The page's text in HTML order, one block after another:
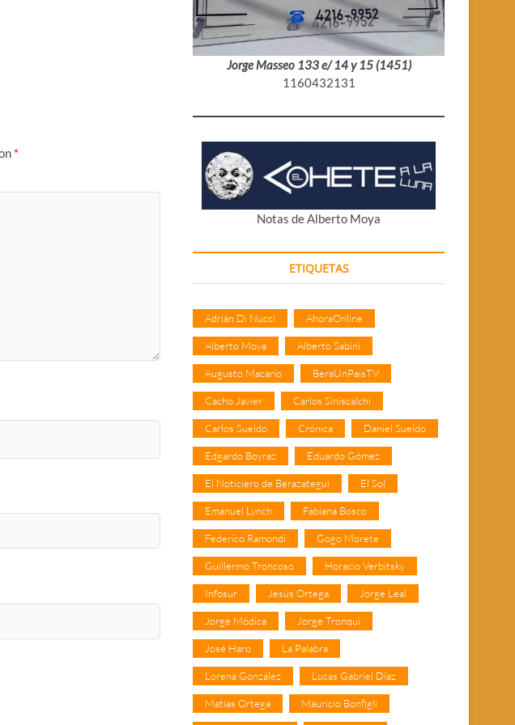
*
Jorge Masseo 133 e/ 14 y 15 (1451)
1160432131
Notas de Alberto Moya
ETIQUETAS
Adrián Di Nucci AhoraOnline
Alberto Moya Alberto Sabini
Augusto Macario BeraUnPaisTV
Cacho Javier Carlos Siniscalchi
Carlos Sueldo Crónica Daniel Sueldo
Edgardo Boyraz Eduardo Gómez
El Noticiero de Berazategui El Sol
Emanuel Lynch Fabiana Bosco
Federico Ramondi Gogo Morete
Guillermo Troncoso Horacio Verbitsky
Infosur Jesús Ortega Jorge Leal
Jorge Módica Jorge Tronqui
José Haro La Palabra
Lorena González Lucas Gabriel Díaz
Matías Ortega Mauricio Bonfigli